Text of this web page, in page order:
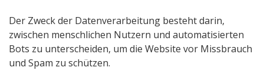
Der Zweck der Datenverarbeitung besteht darin,
zwischen menschlichen Nutzern und automatisierten
Bots zu unterscheiden, um die Website vor Missbrauch
und Spam zu schützen.